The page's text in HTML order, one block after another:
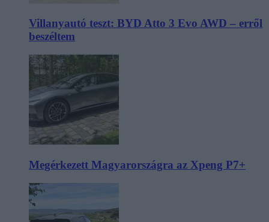
Villanyautó teszt: BYD Atto 3 Evo AWD – erről
beszéltem
Megérkezett Magyarországra az Xpeng P7+